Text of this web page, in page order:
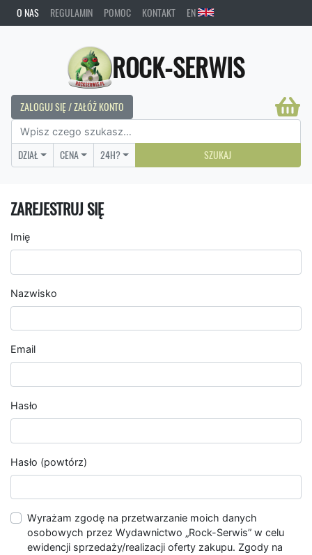
O NAS REGULAMIN POMOC KONTAKT EN
ROCK-SERWIS
ZALOGUJ SIĘ / ZAŁÓŻ KONTO
DZIAŁ CENA 24H? SZUKAJ
ZAREJESTRUJ SIĘ
Imię
Nazwisko
Email
Hasło
Hasło (powtórz)
Wyrażam zgodę na przetwarzanie moich danych
osobowych przez Wydawnictwo „Rock-Serwis” w celu
ewidencji sprzedaży/realizacji oferty zakupu. Zgody na